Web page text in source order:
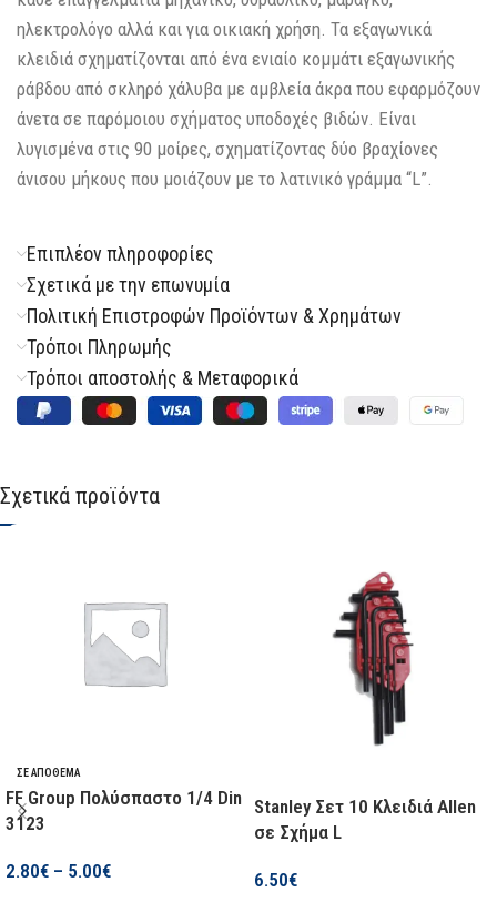
ηλεκτρολόγο αλλά και για οικιακή χρήση. Τα εξαγωνικά
κλειδιά σχηματίζονται από ένα ενιαίο κομμάτι εξαγωνικής
ράβδου από σκληρό χάλυβα με αμβλεία άκρα που εφαρμόζουν
άνετα σε παρόμοιου σχήματος υποδοχές βιδών. Είναι
λυγισμένα στις 90 μοίρες, σχηματίζοντας δύο βραχίονες
άνισου μήκους που μοιάζουν με το λατινικό γράμμα “L”.
Επιπλέον πληροφορίες
Σχετικά με την επωνυμία
Πολιτική Επιστροφών Προϊόντων & Χρημάτων
Τρόποι Πληρωμής
Τρόποι αποστολής & Μεταφορικά
Σχετικά προϊόντα
ΣΕ ΑΠΌΘΕΜΑ
FF Group Πολύσπαστο 1/4 Din
3123
2.80€ – 5.00€
Stanley Σετ 10 Κλειδιά Allen
σε Σχήμα L
6.50€